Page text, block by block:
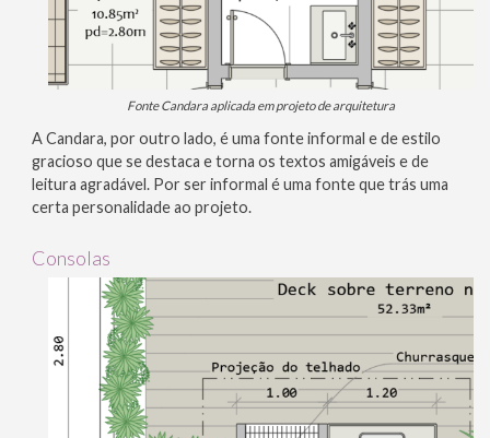
Fonte Candara aplicada em projeto de arquitetura
A Candara, por outro lado, é uma fonte informal e de estilo
gracioso que se destaca e torna os textos amigáveis e de
leitura agradável. Por ser informal é uma fonte que trás uma
certa personalidade ao projeto.
Consolas